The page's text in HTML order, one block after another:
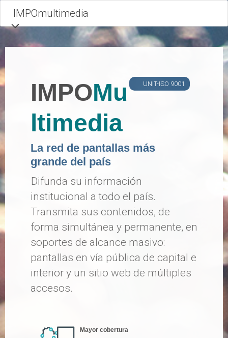
Skip
to
UNIT-ISO 9001
IMPOMu
ltimedia
La red de pantallas más
grande del país
Difunda su información
institucional a todo el país.
Transmita sus contenidos, de
forma simultánea y permanente, en
soportes de alcance masivo:
pantallas en vía pública de capital e
interior y un sitio web de múltiples
accesos.
Mayor cobertura